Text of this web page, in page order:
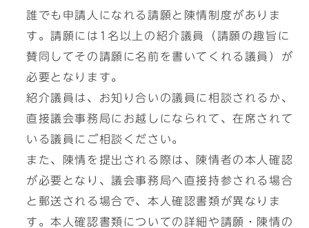
誰でも申請人になれる請願と陳情制度がありま
す。請願には1名以上の紹介議員（請願の趣旨に
賛同してその請願に名前を書いてくれる議員）が
必要となります。
紹介議員は、お知り合いの議員に相談されるか、
直接議会事務局にお越しになられて、在席されて
いる議員にご相談ください。
また、陳情を提出される際は、陳情者の本人確認
が必要となり、議会事務局へ直接持参される場合
と郵送される場合で、本人確認書類が異なりま
す。本人確認書類についての詳細や請願・陳情の